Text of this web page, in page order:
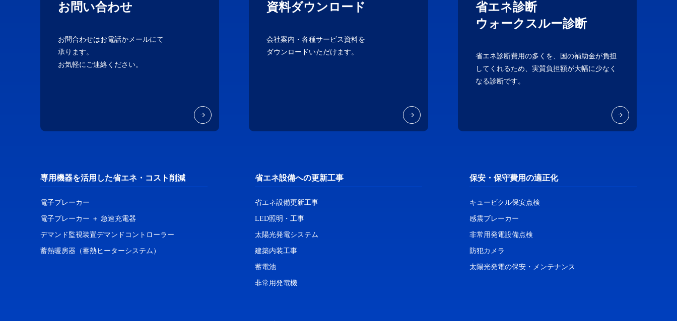
お問い合わせ
お問合わせはお電話かメールにて
承ります。
お気軽にご連絡ください。
資料ダウンロード
会社案内・各種サービス資料を
ダウンロードいただけます。
省エネ診断
ウォークスルー診断
省エネ診断費用の多くを、国の補助金が負担
してくれるため、実質負担額が大幅に少なく
なる診断です。
専用機器を活用した省エネ・コスト削減
電子ブレーカー
電子ブレーカー ＋ 急速充電器
デマンド監視装置デマンドコントローラー
蓄熱暖房器（蓄熱ヒーターシステム）
省エネ設備への更新工事
省エネ設備更新工事
LED照明・工事
太陽光発電システム
建築内装工事
蓄電池
非常用発電機
保安・保守費用の適正化
キュービクル保安点検
感震ブレーカー
非常用発電設備点検
防犯カメラ
太陽光発電の保安・メンテナンス